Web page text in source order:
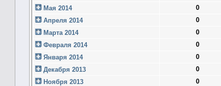
Мая 2014
0
Апреля 2014
0
Марта 2014
0
Февраля 2014
0
Января 2014
0
Декабря 2013
0
Ноября 2013
0